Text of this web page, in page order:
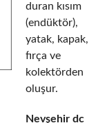
duran kısım
(endüktör),
yatak, kapak,
fırça ve
kolektörden
oluşur.
Nevşehir dc